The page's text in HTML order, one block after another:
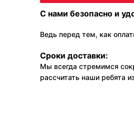
С нами безопасно и
Ведь перед тем, как
Сроки доставки:
Мы всегда стремимся
рассчитать наши ребята